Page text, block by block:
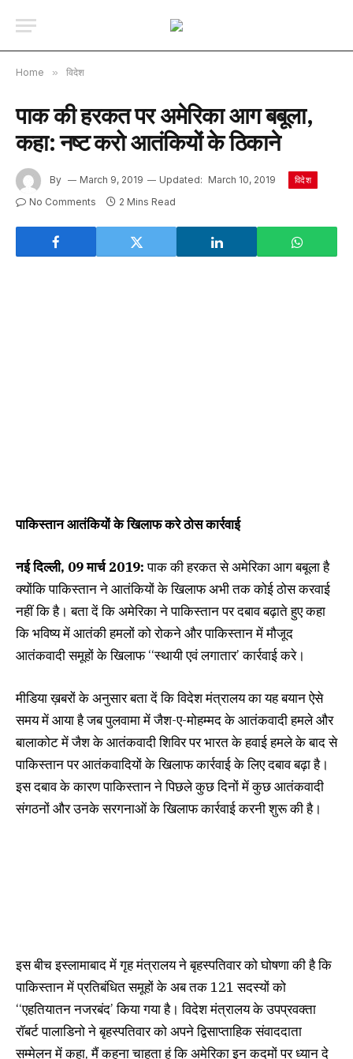
Home » विदेश
पाक की हरकत पर अमेरिका आग बबूला,
कहा: नष्ट करो आतंकियों के ठिकाने
By March 9, 2019 Updated: March 10, 2019 विदेश
No Comments 2 Mins Read
पाकिस्तान आतंकियों के खिलाफ करे ठोस कार्रवाई
नई दिल्ली, 09 मार्च 2019:पाक की हरकत से अमेरिका आग बबूला है
क्योंकि पाकिस्तान ने आतंकियों के खिलाफ अभी तक कोई ठोस करवाई
नहीं कि है। बता दें कि अमेरिका ने पाकिस्तान पर दबाव बढ़ाते हुए कहा
कि भविष्य में आतंकी हमलों को रोकने और पाकिस्तान में मौजूद
आतंकवादी समूहों के खिलाफ ‘‘स्थायी एवं लगातार’ कार्रवाई करे।
मीडिया ख़बरों के अनुसार बता दें कि विदेश मंत्रालय का यह बयान ऐसे
समय में आया है जब पुलवामा में जैश-ए-मोहम्मद के आतंकवादी हमले और
बालाकोट में जैश के आतंकवादी शिविर पर भारत के हवाई हमले के बाद से
पाकिस्तान पर आतंकवादियों के खिलाफ कार्रवाई के लिए दबाव बढ़ा है।
इस दबाव के कारण पाकिस्तान ने पिछले कुछ दिनों में कुछ आतंकवादी
संगठनों और उनके सरगनाओं के खिलाफ कार्रवाई करनी शुरू की है।
इस बीच इस्लामाबाद में गृह मंत्रालय ने बृहस्पतिवार को घोषणा की है कि
पाकिस्तान में प्रतिबंधित समूहों के अब तक 121 सदस्यों को
‘‘एहतियातन नजरबंद’ किया गया है। विदेश मंत्रालय के उपप्रवक्ता
रॉबर्ट पालाडिनो ने बृहस्पतिवार को अपने द्विसाप्ताहिक संवाददाता
सम्मेलन में कहा, मैं कहना चाहता हूं कि अमेरिका इन कदमों पर ध्यान दे